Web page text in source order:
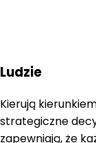
Ludzie
Kierują
strategiczne
zapewniają, że